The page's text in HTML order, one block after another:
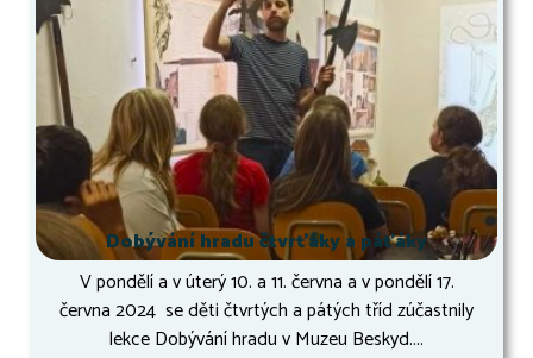
Dobývání hradu čtvrťáky a páťáky
V pondělí a v úterý 10. a 11. června a v pondělí 17.
června 2024 se děti čtvrtých a pátých tříd zúčastnily
lekce Dobývání hradu v Muzeu Beskyd....